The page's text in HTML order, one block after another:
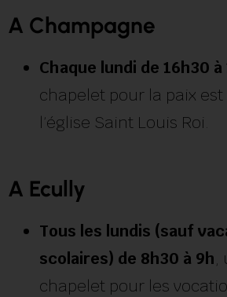
A Champagne
Chaque lundi de 16h30 à
chapelet pour la paix est
l’église Saint Louis Roi.
A Ecully
Tous les lundis (sauf
scolaires) de 8h30 à 9h,
chapelet pour les